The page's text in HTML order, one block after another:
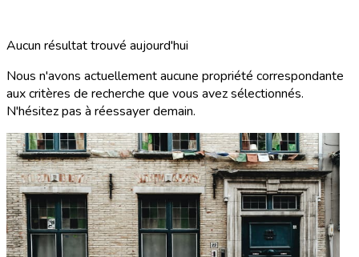
Aucun résultat trouvé aujourd'hui
Nous n'avons actuellement aucune propriété correspondante
aux critères de recherche que vous avez sélectionnés.
N'hésitez pas à réessayer demain.